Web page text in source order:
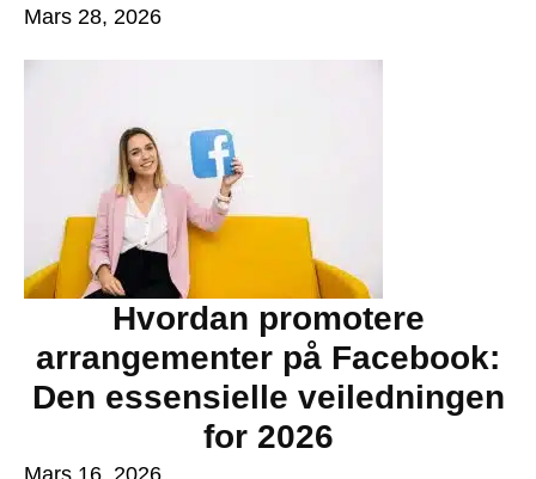
Mars 28, 2026
Hvordan promotere
arrangementer på Facebook:
Den essensielle veiledningen
for 2026